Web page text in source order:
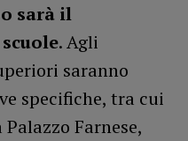
sarà il
. Agli
saranno
specifiche, tra cui
Farnese,